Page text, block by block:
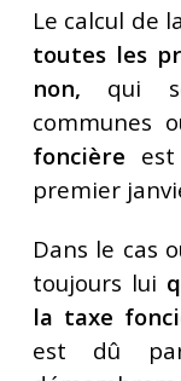
Le calcul de
toutes les
non, qui
communes
foncière
premier
Dans le cas
toujours lui
la taxe
est dû